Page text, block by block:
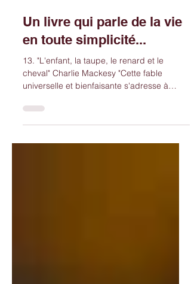
Un livre qui parle de la vie
en toute simplicité...
13. "L'enfant, la taupe, le renard et le
universelle et bienfaisante s'adresse à
toutes les...